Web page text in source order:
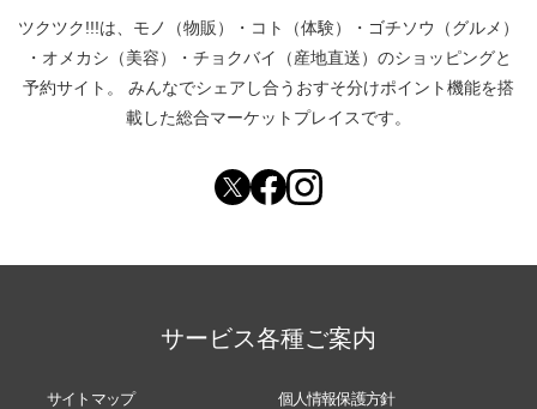
ツクツク!!!は、 モノ（物販） ・ コト（体験） ・ ゴチソウ（グルメ）
・ オメカシ（美容） ・ チョクバイ（産地直送） のショッピングと
予約サイト。
みんなでシェアし合う おすそ分けポイント機能を搭
載した総合マーケットプレイスです。
サービス各種ご案内
サイトマップ 個人情報保護方針